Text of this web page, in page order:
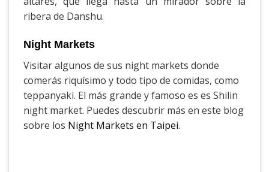
ribera de Danshu.
Night Markets
Visitar algunos de sus night markets donde
comerás riquísimo y todo tipo de comidas, como
teppanyaki. El más grande y famoso es es Shilin
night market. Puedes descubrir más en este blog
sobre los Night Markets en Taipei.